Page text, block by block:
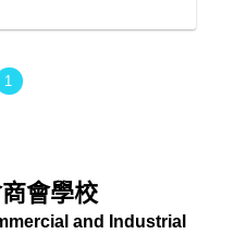
1
會學校
and Industrial